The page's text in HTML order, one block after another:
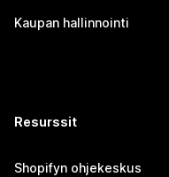
Kaupan hallinnointi
Resurssit
Shopifyn ohjekeskus